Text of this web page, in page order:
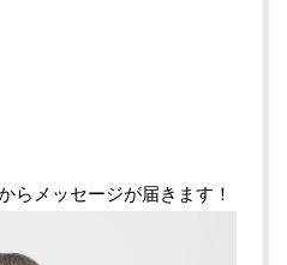
メッセージが届きます！